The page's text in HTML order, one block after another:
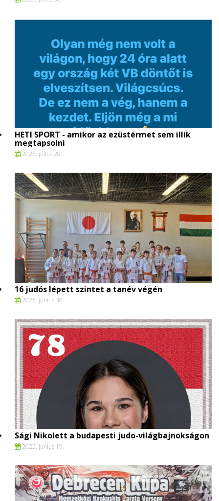
HETI SPORT - amikor az ezüstérmet sem illik
megtapsolni
2025. július 28.
16 judós lépett szintet a tanév végén
2025. június 30.
Sági Nikolett a budapesti judo-világbajnokságon
2025. június 19.